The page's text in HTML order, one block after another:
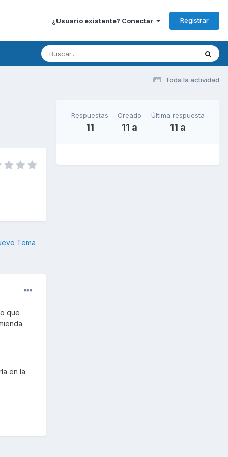
¿Usuario existente? Conectar Registrar
Toda la actividad
Tema
que
en la
Respuestas
11
Creado
11 a
Última respuesta
11 a